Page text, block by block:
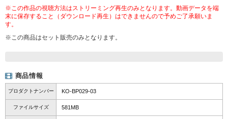
※この作品の視聴方法はストリーミング再生のみとなります。動画データを端
末に保存すること（ダウンロード再生）はできませんので予めご了承願いま
す。
※この商品はセット販売のみとなります。
商品情報
プロダクトナンバー KO-BP029-03
ファイルサイズ 581MB